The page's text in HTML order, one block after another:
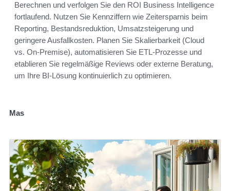
Berechnen und verfolgen Sie den ROI Business Intelligence
fortlaufend. Nutzen Sie Kennziffern wie Zeitersparnis beim
Reporting, Bestandsreduktion, Umsatzsteigerung und
geringere Ausfallkosten. Planen Sie Skalierbarkeit (Cloud
vs. On-Premise), automatisieren Sie ETL-Prozesse und
etablieren Sie regelmäßige Reviews oder externe Beratung,
um Ihre BI-Lösung kontinuierlich zu optimieren.
Mas